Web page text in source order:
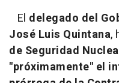
El delegado del
José Luis Quintana,
de Seguridad
"próximamente" el